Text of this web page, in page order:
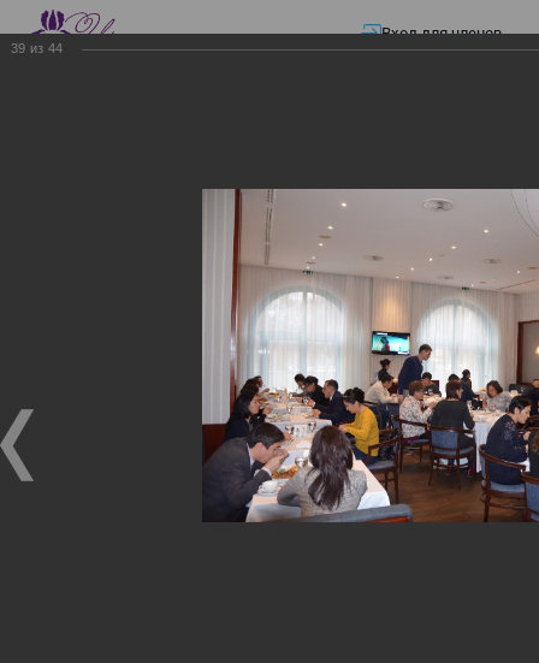
Вход для членов
Презентации —
ЭЛЕКТРОННЫЕ СЧЕТА-ФАКТУРЫ.
ЭЛЕКТРОННЫЕ СЧЕТА-
ФАКТУРЫ. ВИРТУАЛЬНЫЙ
ЭЛЕКТРОННЫЕ СЧЕТА-ФАКТУРЫ. ВИРТУАЛЬНЫЙ
СКЛАД.
Семинар с КГД и разработчиками
39 из 44